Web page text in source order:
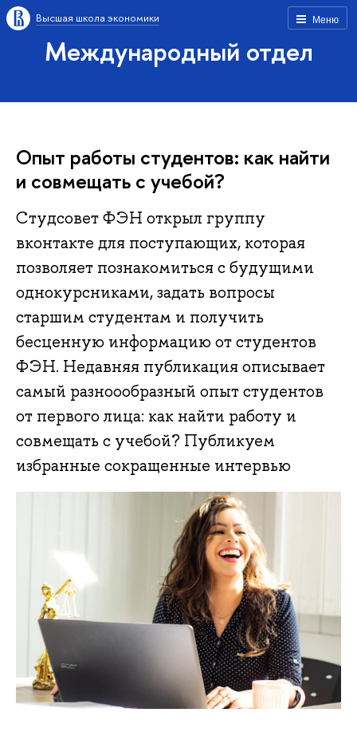
Меню
Высшая школа экономики
Международный отдел
Опыт работы студентов: как найти
и совмещать с учебой?
Студсовет ФЭН открыл группу
вконтакте для поступающих, которая
позволяет познакомиться с будущими
однокурсниками, задать вопросы
старшим студентам и получить
бесценную информацию от студентов
ФЭН. Недавняя публикация описывает
самый разноообразный опыт студентов
от первого лица: как найти работу и
совмещать с учебой? Публикуем
избранные сокращенные интервью